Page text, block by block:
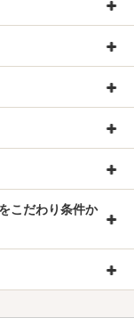
こだわり条件か